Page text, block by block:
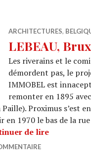
ARCHITECTURES,
LEBEAU,
Les riverains et le
démordent pas, le
IMMOBEL est
remonter en 1895
Proximus s’est
en 1970 le bas de la
de lireLEBEAU,